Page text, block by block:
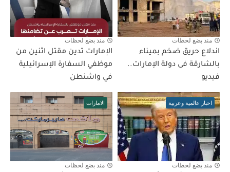
منذ بضع لحظات
اندلاع حريق ضخم بميناء
بالشارقة فى دولة الإمارات..
فيديو
منذ بضع لحظات
الإمارات تدين مقتل اثنين من
موظفي السفارة الإسرائيلية
في واشنطن
اخبار عالمية وعربية
منذ بضع لحظات
الامارات
منذ بضع لحظات